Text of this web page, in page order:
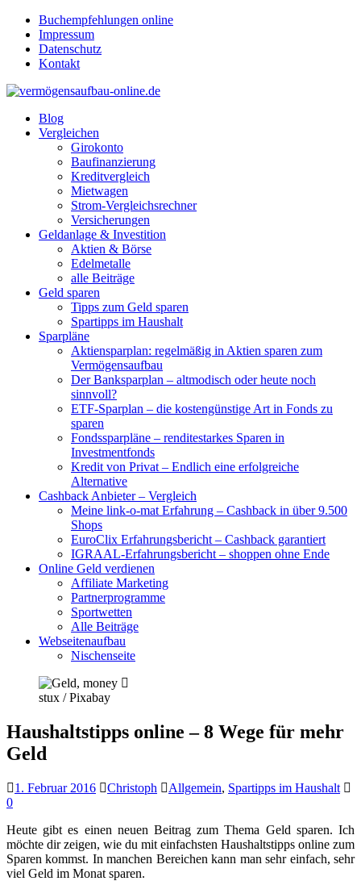
Buchempfehlungen online
Impressum
Datenschutz
Kontakt
Blog
Vergleichen
Girokonto
Baufinanzierung
Kreditvergleich
Mietwagen
Strom-Vergleichsrechner
Versicherungen
Geldanlage & Investition
Aktien & Börse
Edelmetalle
alle Beiträge
Geld sparen
Tipps zum Geld sparen
Spartipps im Haushalt
Sparpläne
Aktiensparplan: regelmäßig in Aktien sparen zum
Vermögensaufbau
Der Banksparplan – altmodisch oder heute noch
sinnvoll?
ETF-Sparplan – die kostengünstige Art in Fonds zu
sparen
Fondssparpläne – renditestarkes Sparen in
Investmentfonds
Kredit von Privat – Endlich eine erfolgreiche
Alternative
Cashback Anbieter – Vergleich
Meine link-o-mat Erfahrung – Cashback in über 9.500
Shops
EuroClix Erfahrungsbericht – Cashback garantiert
IGRAAL-Erfahrungsbericht – shoppen ohne Ende
Online Geld verdienen
Affiliate Marketing
Partnerprogramme
Sportwetten
Alle Beiträge
Webseitenaufbau
Nischenseite
stux / Pixabay
Haushaltstipps online – 8 Wege für mehr
Geld
1. Februar 2016 Christoph Allgemein, Spartipps im Haushalt
0
Heute gibt es einen neuen Beitrag zum Thema Geld sparen. Ich
möchte dir zeigen, wie du mit einfachsten Haushaltstipps online zum
Sparen kommst. In manchen Bereichen kann man sehr einfach, sehr
viel Geld im Monat sparen.